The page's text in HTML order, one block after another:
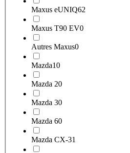
Maxus eUNIQ62
Maxus T90 EV0
Autres Maxus0
Mazda10
Mazda 20
Mazda 30
Mazda 60
Mazda CX-31